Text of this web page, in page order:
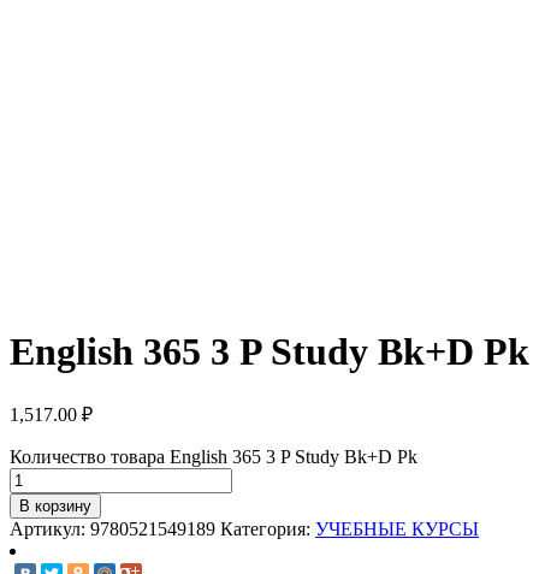
English 365 3 P Study Bk+D Pk
1,517.00 ₽
Количество товара English 365 3 P Study Bk+D Pk
В корзину
Артикул: 9780521549189 Категория: УЧЕБНЫЕ КУРСЫ